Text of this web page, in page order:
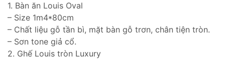
1. Bàn ăn Louis Oval
– Size 1m4*80cm
– Chất liệu gỗ tần bì, mặt bàn gỗ trơn, chân tiện tròn.
– Sơn tone giả cổ.
2. Ghế Louis tròn Luxury